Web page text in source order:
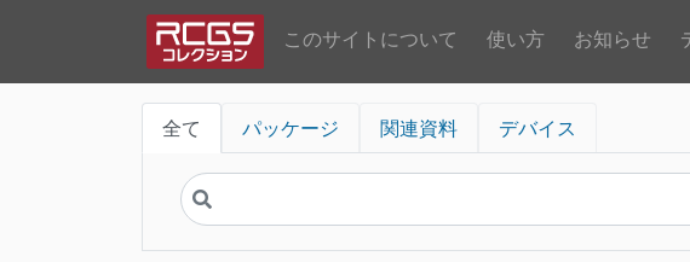
このサイトについて 使い方 お知らせ
全て パッケージ 関連資料 デバイス